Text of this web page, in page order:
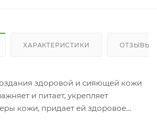
ХАРАКТЕРИСТИКИ ОТЗЫВЫ
здоровой и сияющей кожи
и питает, укрепляет
кожи, придает ей здоровое